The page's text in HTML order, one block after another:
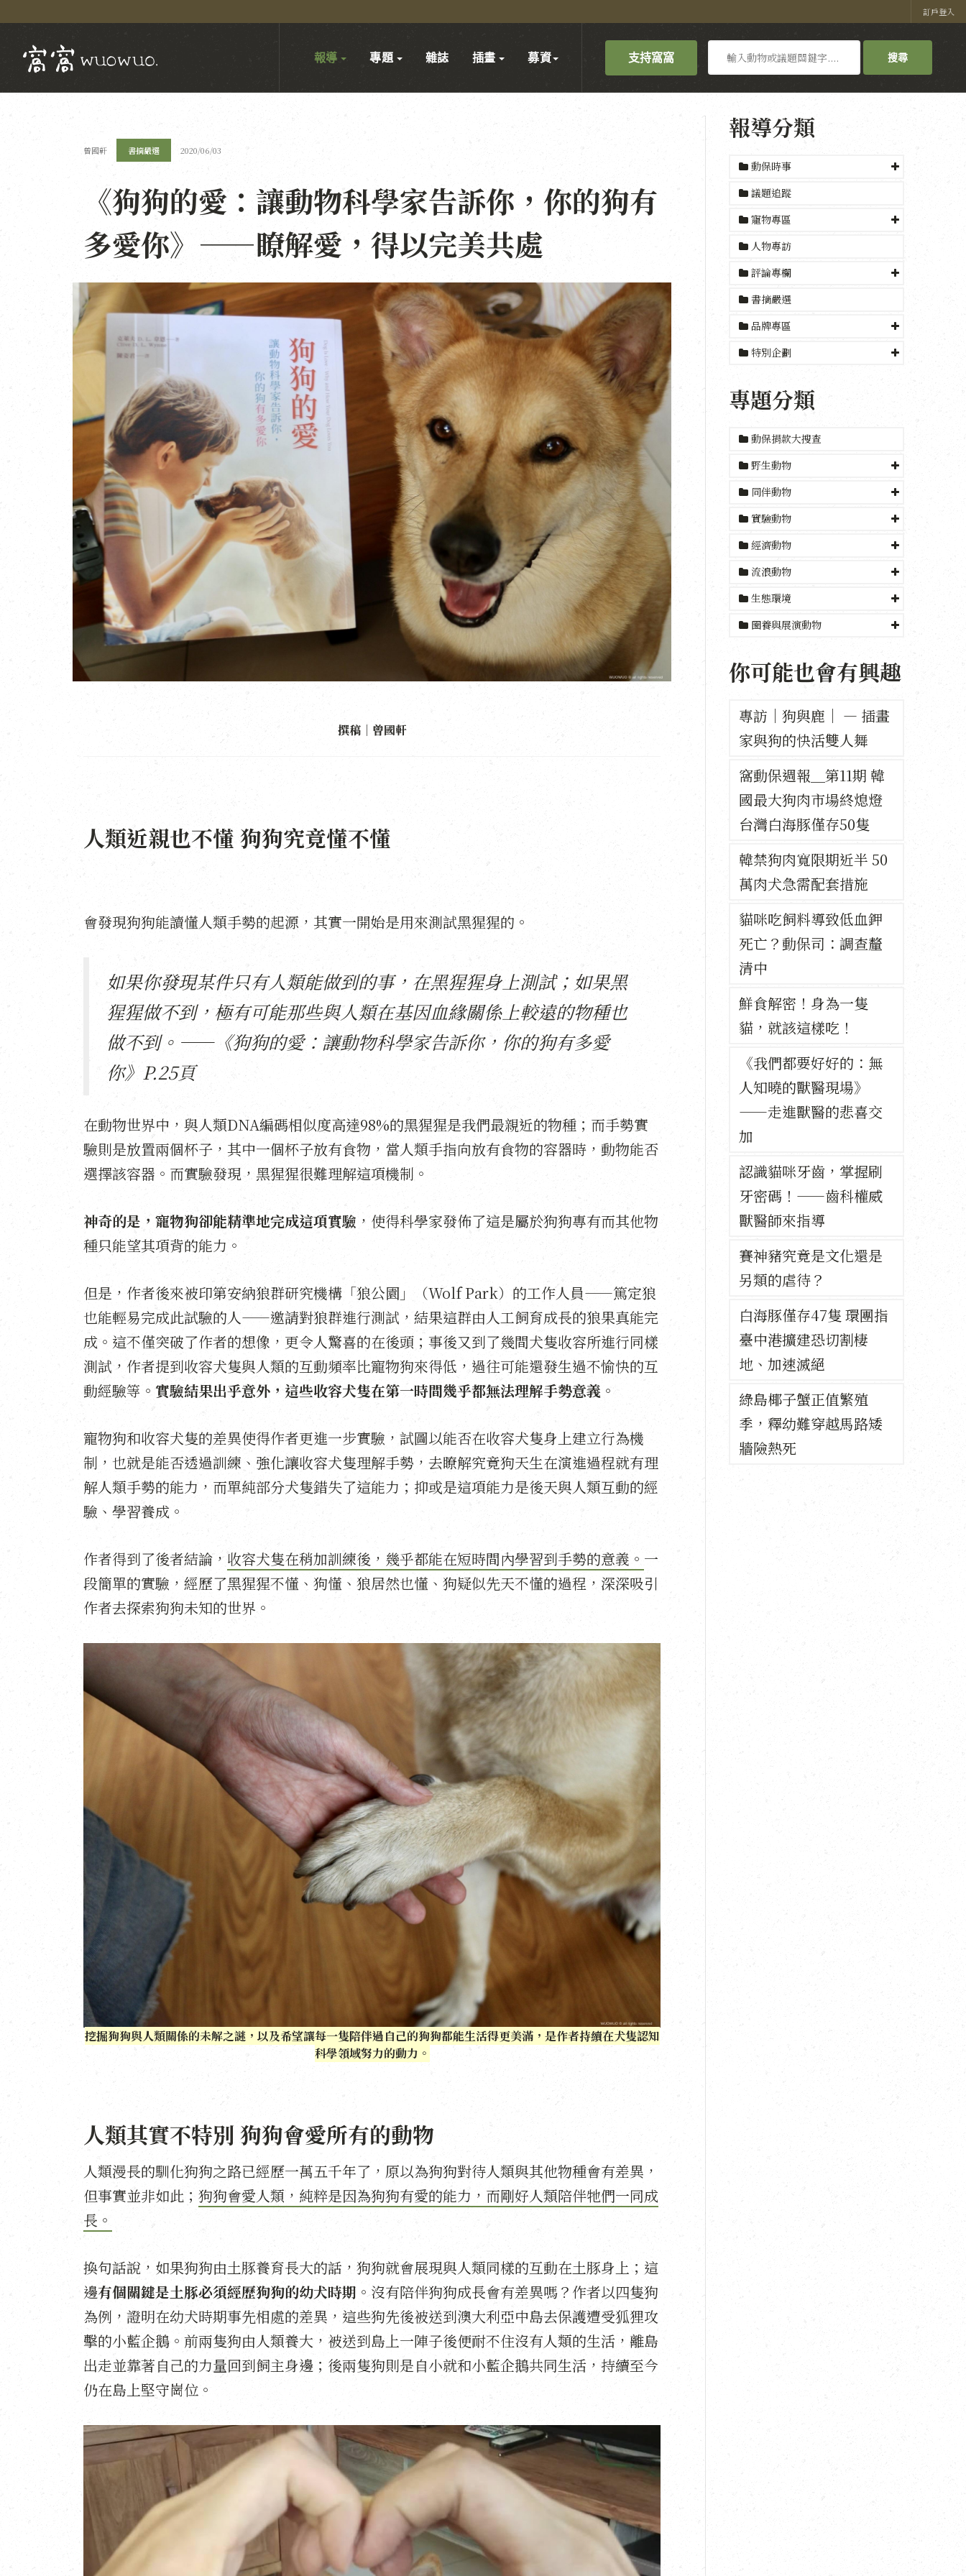
訂戶登入
支持窩窩
尋
搜尋
報導 專題 雜誌 插畫 募資
曾國軒 書摘嚴選 2020/06/03
《狗狗的愛：讓動物科學家告訴你，你的狗有
多愛你》——瞭解愛，得以完美共處
撰稿｜曾國軒
人類近親也不懂 狗狗究竟懂不懂
會發現狗狗能讀懂人類手勢的起源，其實一開始是用來測試黑猩猩的。
如果你發現某件只有人類能做到的事，在黑猩猩身上測試；如果黑
猩猩做不到，極有可能那些與人類在基因血緣關係上較遠的物種也
做不到。——《狗狗的愛：讓動物科學家告訴你，你的狗有多愛
你》P.25頁
在動物世界中，與人類DNA編碼相似度高達98%的黑猩猩是我們最親近的物種；而手勢實
驗則是放置兩個杯子，其中一個杯子放有食物，當人類手指向放有食物的容器時，動物能否
選擇該容器。而實驗發現，黑猩猩很難理解這項機制。
神奇的是，寵物狗卻能精準地完成這項實驗 ，使得科學家發佈了這是屬於狗狗專有而其他物
種只能望其項背的能力。
但是，作者後來被印第安納狼群研究機構「狼公園」（Wolf Park）的工作人員——篤定狼
也能輕易完成此試驗的人——邀請對狼群進行測試，結果這群由人工飼育成長的狼果真能完
成。這不僅突破了作者的想像，更令人驚喜的在後頭；事後又到了幾間犬隻收容所進行同樣
測試，作者提到收容犬隻與人類的互動頻率比寵物狗來得低，過往可能還發生過不愉快的互
動經驗等。 實驗結果出乎意外，這些收容犬隻在第一時間幾乎都無法理解手勢意義 。
寵物狗和收容犬隻的差異使得作者更進一步實驗，試圖以能否在收容犬隻身上建立行為機
制，也就是能否透過訓練、強化讓收容犬隻理解手勢，去瞭解究竟狗天生在演進過程就有理
解人類手勢的能力，而單純部分犬隻錯失了這能力；抑或是這項能力是後天與人類互動的經
驗、學習養成。
作者得到了後者結論， 收容犬隻在稍加訓練後，幾乎都能在短時間內學習到手勢的意義。 一
段簡單的實驗，經歷了黑猩猩不懂、狗懂、狼居然也懂、狗疑似先天不懂的過程，深深吸引
作者去探索狗狗未知的世界。
挖掘狗狗與人類關係的未解之謎，以及希望讓每一隻陪伴過自己的狗狗都能生活得更美滿，是作者持續在犬隻認知
科學領域努力的動力。
人類其實不特別 狗狗會愛所有的動物
人類漫長的馴化狗狗之路已經歷一萬五千年了，原以為狗狗對待人類與其他物種會有差異，
但事實並非如此； 狗狗會愛人類，純粹是因為狗狗有愛的能力，而剛好人類陪伴牠們一同成
長。
換句話說，如果狗狗由土豚養育長大的話，狗狗就會展現與人類同樣的互動在土豚身上；這
邊有個關鍵是土豚必須經歷狗狗的幼犬時期 。沒有陪伴狗狗成長會有差異嗎？作者以四隻狗
為例，證明在幼犬時期事先相處的差異，這些狗先後被送到澳大利亞中島去保護遭受狐狸攻
擊的小藍企鵝。前兩隻狗由人類養大，被送到島上一陣子後便耐不住沒有人類的生活，離島
出走並靠著自己的力量回到飼主身邊；後兩隻狗則是自小就和小藍企鵝共同生活，持續至今
仍在島上堅守崗位。
報導分類
動保時事
議題追蹤
寵物專區
人物專訪
評論專欄
書摘嚴選
品牌專區
特別企劃
專題分類
動保捐款大搜查
野生動物
同伴動物
實驗動物
經濟動物
流浪動物
生態環境
圈養與展演動物
你可能也會有興趣
專訪｜狗與鹿｜ — 插畫
家與狗的快活雙人舞
窩動保週報＿第11期 韓
國最大狗肉市場終熄燈
台灣白海豚僅存50隻
韓禁狗肉寬限期近半 50
萬肉犬急需配套措施
貓咪吃飼料導致低血鉀
死亡？動保司：調查釐
清中
鮮食解密！身為一隻
貓，就該這樣吃！
《我們都要好好的：無
人知曉的獸醫現場》
——走進獸醫的悲喜交
加
​認識貓咪牙齒，掌握刷
牙密碼！——齒科權威
獸醫師來指導
賽神豬究竟是文化還是
另類的虐待？
白海豚僅存47隻 環團指
臺中港擴建恐切割棲
地、加速滅絕
綠島椰子蟹正值繁殖
季，釋幼難穿越馬路矮
牆險熱死